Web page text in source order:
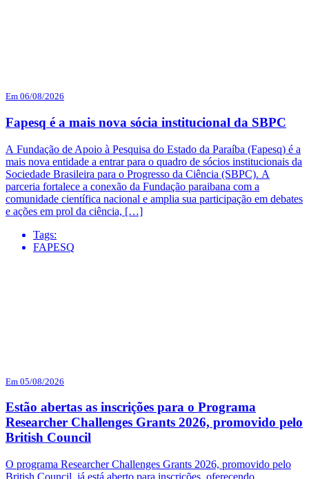
Em 06/08/2026
Fapesq é a mais nova sócia institucional da SBPC
A Fundação de Apoio à Pesquisa do Estado da Paraíba (Fapesq) é a
mais nova entidade a entrar para o quadro de sócios institucionais da
Sociedade Brasileira para o Progresso da Ciência (SBPC). A
parceria fortalece a conexão da Fundação paraibana com a
comunidade científica nacional e amplia sua participação em debates
e ações em prol da ciência, […]
Tags:
FAPESQ
Em 05/08/2026
Estão abertas as inscrições para o Programa
Researcher Challenges Grants 2026, promovido pelo
British Council
O programa Researcher Challenges Grants 2026, promovido pelo